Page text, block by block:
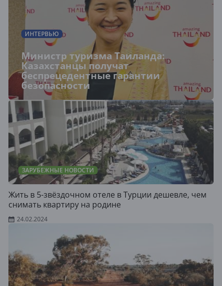
ИНТЕРВЬЮ
Министр туризма Таиланда:
Казахстанцы получат
беспрецедентные гарантии
безопасности
ЗАРУБЕЖНЫЕ НОВОСТИ
Жить в 5-звёздочном отеле в Турции дешевле, чем
снимать квартиру на родине
24.02.2024